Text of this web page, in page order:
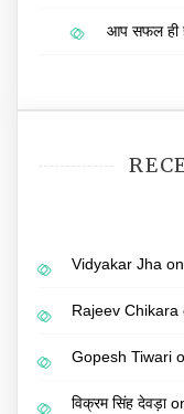
आप सफल ही
Vidyakar Jha on
Rajeev Chikara
Gopesh Tiwari
विक्रम सिंह देवड़ा